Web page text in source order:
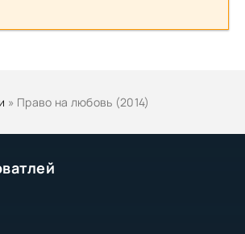
» Право на любовь (2014)